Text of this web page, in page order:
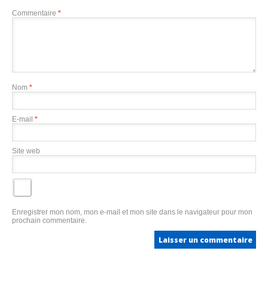
Commentaire *
Nom *
E-mail *
Site web
Enregistrer mon nom, mon e-mail et mon site dans le navigateur pour mon
prochain commentaire.